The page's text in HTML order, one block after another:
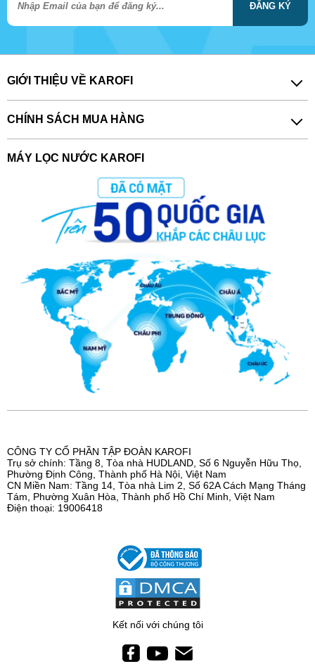
ĐĂNG KÝ
GIỚI THIỆU VỀ KAROFI
CHÍNH SÁCH MUA HÀNG
MÁY LỌC NƯỚC KAROFI
CÔNG TY CỔ PHẦN TẬP ĐOÀN KAROFI
Trụ sở chính: Tầng 8, Tòa nhà HUDLAND, Số 6 Nguyễn Hữu Thọ,
Phường Định Công, Thành phố Hà Nội, Việt Nam
CN Miền Nam: Tầng 14, Tòa nhà Lim 2, Số 62A Cách Mạng Tháng
Tám, Phường Xuân Hòa, Thành phố Hồ Chí Minh, Việt Nam
Điện thoại: 19006418
Kết nối với chúng tôi